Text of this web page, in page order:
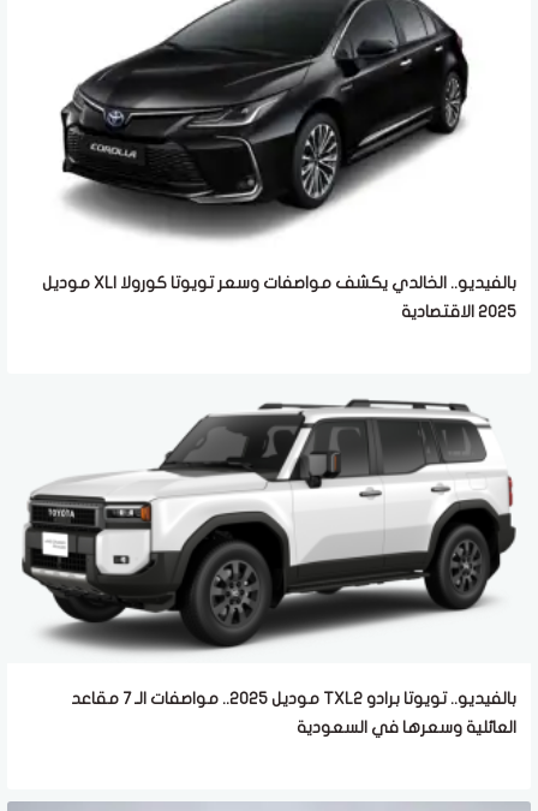
بالفيديو.. الخالدي يكشف مواصفات وسعر تويوتا كورولا XLI موديل
2025 الاقتصادية
بالفيديو.. تويوتا برادو TXL2 موديل 2025.. مواصفات الـ 7 مقاعد
العائلية وسعرها في السعودية